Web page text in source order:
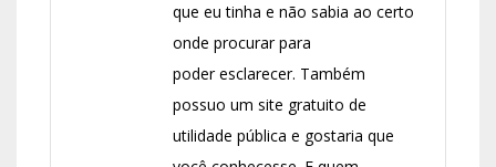
que eu tinha e não sabia ao certo
onde procurar para
poder esclarecer. Também
possuo um site gratuito de
utilidade pública e gostaria que